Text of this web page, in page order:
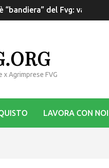
“bandiera” del Fvg: va
Agrimprese FVG
LAVORA CON NOI